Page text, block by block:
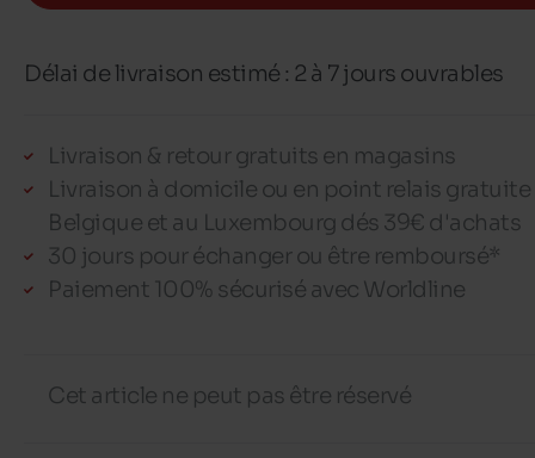
Délai de livraison estimé : 2 à 7 jours ouvrables
Livraison & retour gratuits en magasins
Livraison à domicile ou en point relais gratuite
Belgique et au Luxembourg dés 39€ d'achats
30 jours pour échanger ou être remboursé*
Paiement 100% sécurisé avec Worldline
Cet article ne peut pas être réservé